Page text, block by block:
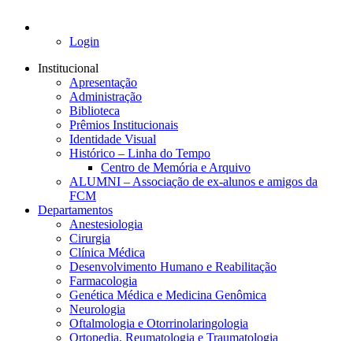
Login
Institucional
Apresentação
Administração
Biblioteca
Prêmios Institucionais
Identidade Visual
Histórico – Linha do Tempo
Centro de Memória e Arquivo
ALUMNI – Associação de ex-alunos e amigos da
FCM
Departamentos
Anestesiologia
Cirurgia
Clínica Médica
Desenvolvimento Humano e Reabilitação
Farmacologia
Genética Médica e Medicina Genômica
Neurologia
Oftalmologia e Otorrinolaringologia
Ortopedia, Reumatologia e Traumatologia